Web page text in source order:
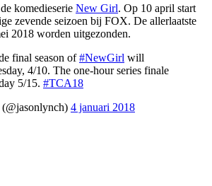
komedieserie New Girl. Op 10 april start
zevende seizoen bij FOX. De allerlaatste
2018 worden uitgezonden.
final season of#NewGirl will
4/10. The one-hour series finale
5/15. #TCA18
4 januari 2018